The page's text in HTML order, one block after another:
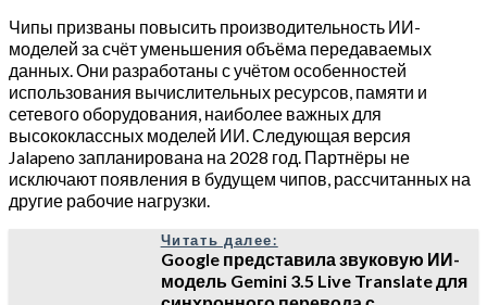
Чипы призваны повысить производительность ИИ-
моделей за счёт уменьшения объёма передаваемых
данных. Они разработаны с учётом особенностей
использования вычислительных ресурсов, памяти и
сетевого оборудования, наиболее важных для
высококлассных моделей ИИ. Следующая версия
Jalapeno запланирована на 2028 год. Партнёры не
исключают появления в будущем чипов, рассчитанных на
другие рабочие нагрузки.
Читать далее:
Google представила звуковую ИИ-
модель Gemini 3.5 Live Translate для